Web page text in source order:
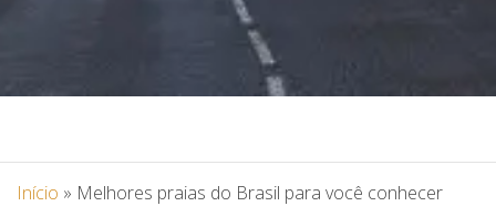
Início » Melhores praias do Brasil para você conhecer